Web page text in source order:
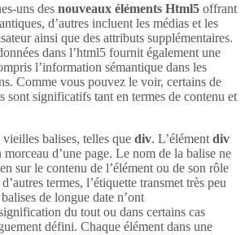
uns des nouveaux éléments Html5 offrant
d’autres incluent les médias et les
ainsi que des attributs supplémentaires.
dans l’html5 fournit également une
l’information sémantique dans les
Comme vous pouvez le voir, certains de
sont significatifs tant en termes de contenu et
vieilles balises, telles que div. L’élément div
d’une page. Le nom de la balise ne
sur le contenu de l’élément ou de son rôle
termes, l’étiquette transmet très peu
de longue date n’ont
du tout ou dans certains cas
défini. Chaque élément dans une